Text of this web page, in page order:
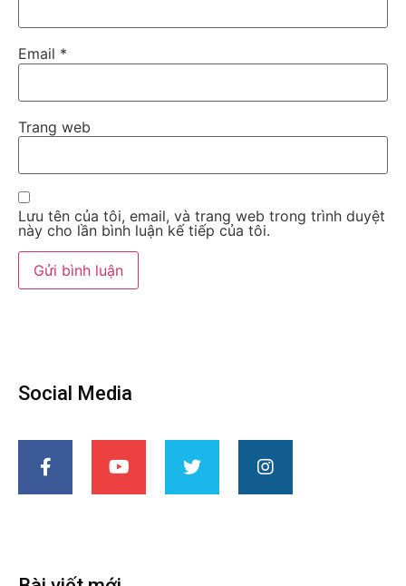
Email *
Trang web
Lưu tên của tôi, email, và trang web trong trình duyệt
này cho lần bình luận kế tiếp của tôi.
Social Media